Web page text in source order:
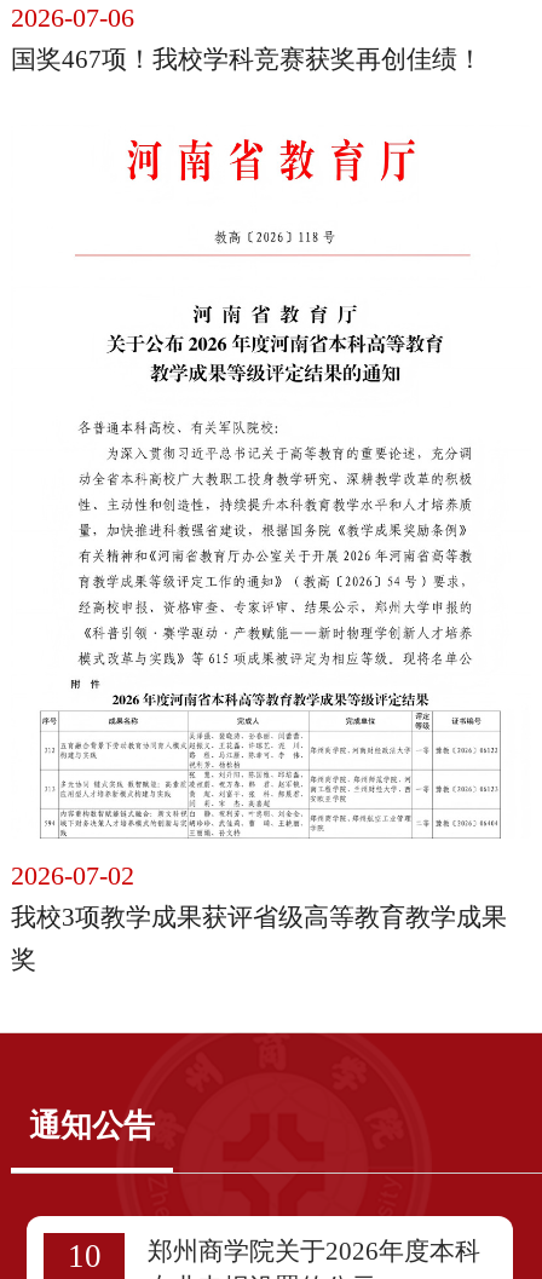
2026-07-06
国奖467项！我校学科竞赛获奖再创佳绩！
2026-07-02
我校3项教学成果获评省级高等教育教学成果
奖
通知公告
10
郑州商学院关于2026年度本科